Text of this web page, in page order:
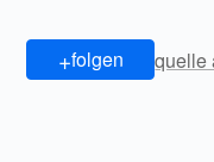
+folgen quelle